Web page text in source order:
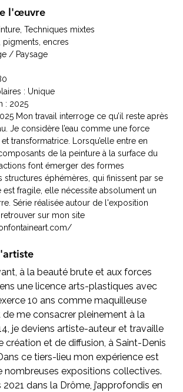
l'œuvre
Techniques mixtes
pigments, encres
/ Paysage
: Unique
: 2025
Mon travail interroge ce qu’il reste après
Je considère l’eau comme une force
transformatrice. Lorsqu’elle entre en
de la peinture à la surface du
font émerger des formes
structures éphémères, qui finissent par se
fragile, elle nécessite absolument un
Série réalisée autour de l'exposition
sur mon site
à la beauté brute et aux forces
une licence arts-plastiques avec
10 ans comme maquilleuse
me consacrer pleinement à la
je deviens artiste-auteur et travaille
création et de diffusion, à Saint-Denis
ce tiers-lieu mon expérience est
nombreuses expositions collectives.
2021 dans la Drôme, j’approfondis en